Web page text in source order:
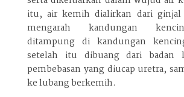
itu, air kemih dialirkan dari
mengarah kandungan
ditampung di kandungan
setelah itu dibuang dari badan
pembebasan yang diucap uretra,
ke lubang berkemih.